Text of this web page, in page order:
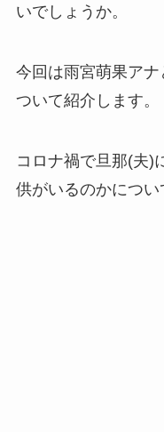
いでしょうか。
今回は雨宮萌果ア
ついて紹介します。
コロナ禍で旦那(夫)
供がいるのかについ